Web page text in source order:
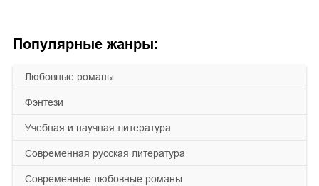
Популярные жанры:
любовные романы
фэнтези
учебная и научная литература
современная русская литература
современные любовные романы